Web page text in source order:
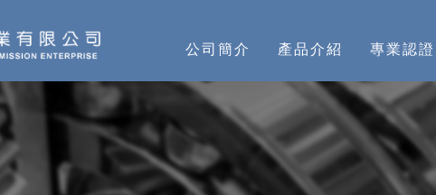
公司簡介 產品介紹 專業認證